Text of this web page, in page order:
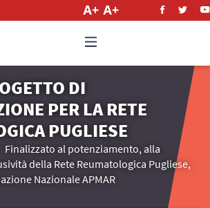
DI
PER LA RETE
PUGLIESE
Finalizzato al potenziamento, alla
della Rete Reumatologica Pugliese,
Nazionale APMAR